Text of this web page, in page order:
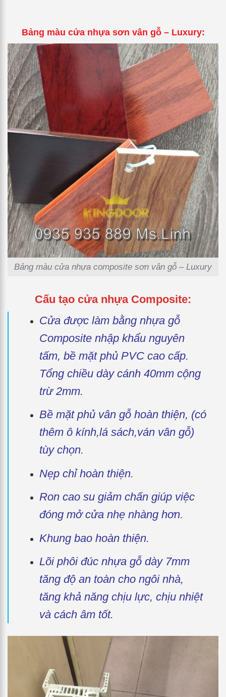
Bảng màu cửa nhựa sơn vân gỗ – Luxury:
Bảng màu cửa nhựa composite sơn vân gỗ – Luxury
Cấu tạo cửa nhựa Composite:
Cửa được làm bằng nhựa gỗ
Composite nhập khẩu nguyên
tấm, bề mặt phủ PVC cao cấp.
Tổng chiều dày cánh 40mm cộng
trừ 2mm.
Bề mặt phủ vân gỗ hoàn thiện, (có
thêm ô kính,lá sách,ván vân gỗ)
tùy chọn.
Nẹp chỉ hoàn thiện.
Ron cao su giảm chấn giúp việc
đóng mở cửa nhẹ nhàng hơn.
Khung bao hoàn thiện.
Lõi phôi đúc nhựa gỗ dày 7mm
tăng độ an toàn cho ngôi nhà,
tăng khả năng chịu lực, chịu nhiệt
và cách âm tốt.